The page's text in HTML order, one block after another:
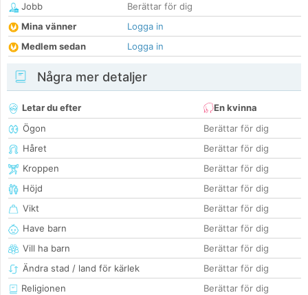
Jobb
Berättar för dig
Mina vänner
Logga in
Medlem sedan
Logga in
Några mer detaljer
Letar du efter
En kvinna
Ögon
Berättar för dig
Håret
Berättar för dig
Kroppen
Berättar för dig
Höjd
Berättar för dig
Vikt
Berättar för dig
Have barn
Berättar för dig
Vill ha barn
Berättar för dig
Ändra stad / land för kärlek
Berättar för dig
Religionen
Berättar för dig